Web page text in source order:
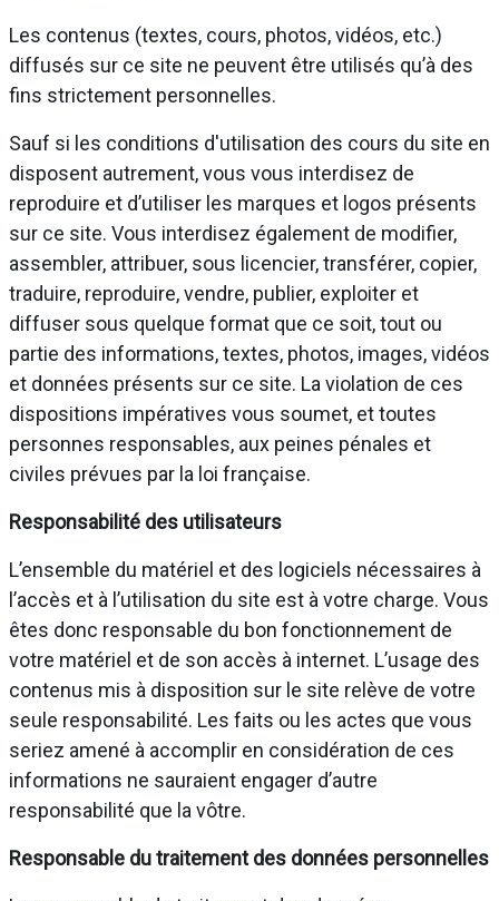
Les contenus (textes, cours, photos, vidéos, etc.)
diffusés sur ce site ne peuvent être utilisés qu’à des
fins strictement personnelles.
Sauf si les conditions d'utilisation des cours du site en
disposent autrement, vous vous interdisez de
reproduire et d’utiliser les marques et logos présents
sur ce site. Vous interdisez également de modifier,
assembler, attribuer, sous licencier, transférer, copier,
traduire, reproduire, vendre, publier, exploiter et
diffuser sous quelque format que ce soit, tout ou
partie des informations, textes, photos, images, vidéos
et données présents sur ce site. La violation de ces
dispositions impératives vous soumet, et toutes
personnes responsables, aux peines pénales et
civiles prévues par la loi française.
Responsabilité des utilisateurs
L’ensemble du matériel et des logiciels nécessaires à
l’accès et à l’utilisation du site est à votre charge. Vous
êtes donc responsable du bon fonctionnement de
votre matériel et de son accès à internet. L’usage des
contenus mis à disposition sur le site relève de votre
seule responsabilité. Les faits ou les actes que vous
seriez amené à accomplir en considération de ces
informations ne sauraient engager d’autre
responsabilité que la vôtre.
Responsable du traitement des données personnelles